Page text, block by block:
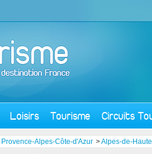
Loisirs Tourisme Circuits
Provence-Alpes-Côte-d'Azur >Alpes-de-